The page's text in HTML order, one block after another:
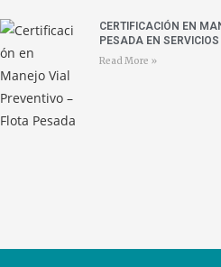
CERTIFICACIÓN EN
PESADA EN
Read More »